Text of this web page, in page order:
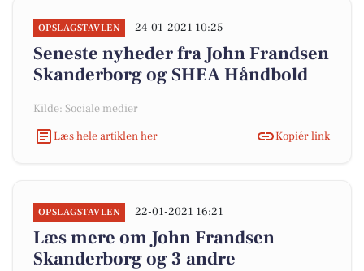
OPSLAGSTAVLEN 24-01-2021 10:25
Seneste nyheder fra John Frandsen
Skanderborg og SHEA Håndbold
Kilde: Sociale medier
Læs hele artiklen her
Kopiér link
OPSLAGSTAVLEN 22-01-2021 16:21
Læs mere om John Frandsen
Skanderborg og 3 andre